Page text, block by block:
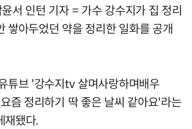
서 인턴 기자 = 가수 강수지가 집 정리
쌓아두었던 약을 정리한 일화를 공개
튜브 '강수지tv 살며사랑하며배우
즘 정리하기 딱 좋은 날씨 같아요'라는
재됐다.